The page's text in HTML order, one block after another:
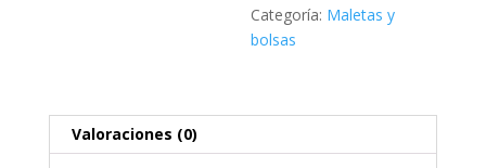
Watcher)
cantidad
Categoría: Maletas y
bolsas
Valoraciones (0)